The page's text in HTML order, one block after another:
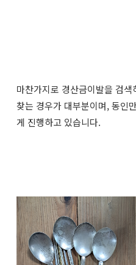
마찬가지로 경산금이발을 검
찾는 경우가 대부분이며, 동인
게 진행하고 있습니다.